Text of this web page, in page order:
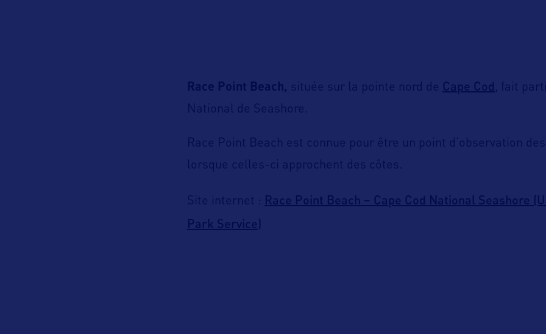
Race Point Beach, située sur la pointe nord de Cape Cod , fait
National de Seashore.
Race Point Beach est connue pour être un point d’observation
lorsque celles-ci approchent des côtes.
Site internet : Race Point Beach – Cape Cod National Seashore
Park Service)